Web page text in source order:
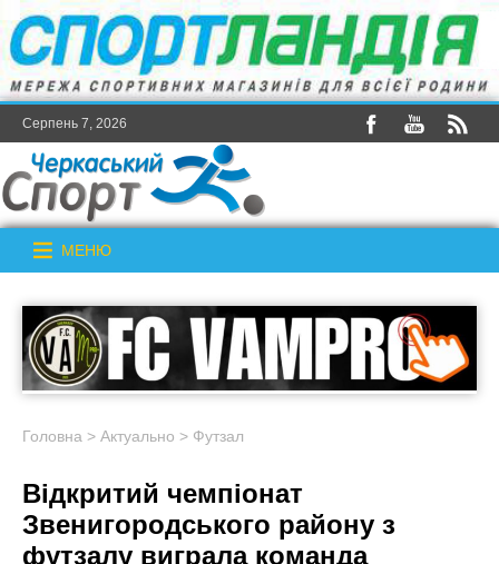
Серпень 7, 2026
МЕНЮ
Головна > Актуально > Футзал
Відкритий чемпіонат
Звенигородського району з
футзалу виграла команда